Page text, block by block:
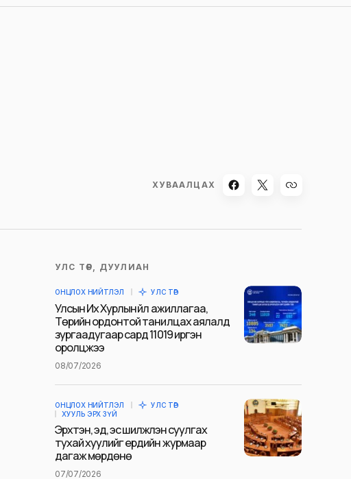
ХУВААЛЦАХ
УЛС ТӨР, ДУУЛИАН
ОНЦЛОХ НИЙТЛЭЛ УЛС ТӨР
Улсын Их Хурлын үйл ажиллагаа,
Төрийн ордонтой танилцах аялалд
зургаадугаар сард 11019 иргэн
оролцжээ
08/07/2026
ОНЦЛОХ НИЙТЛЭЛ
УЛС ТӨР
ХУУЛЬ ЭРХ ЗҮЙ
Эрхтэн, эд, эс шилжүүлэн суулгах
тухай хуулийг ердийн журмаар
дагаж мөрдөнө
07/07/2026